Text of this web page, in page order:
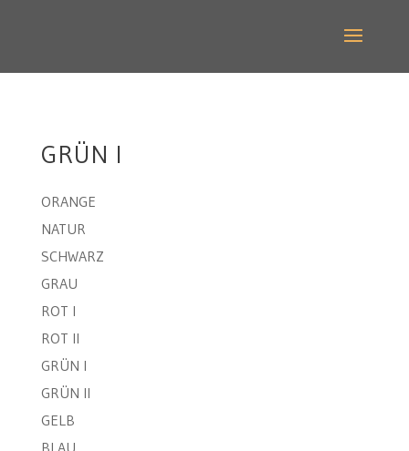
GRÜN I
ORANGE
NATUR
SCHWARZ
GRAU
ROT I
ROT II
GRÜN I
GRÜN II
GELB
BLAU